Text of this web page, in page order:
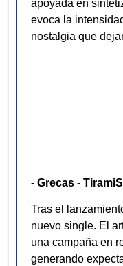
apoyada en
evoca la
nostalgia que
- Grecas -
Tras el
nuevo single. El
una campaña en
generando